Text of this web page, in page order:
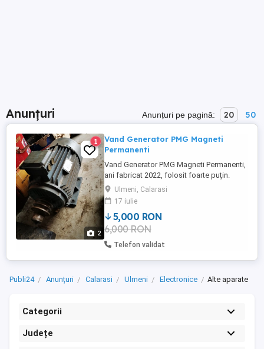
Anunțuri Anunțuri pe pagină: 20 50
2
1
Vand Generator PMG Magneti
Permanenti
Vand Generator PMG Magneti Permanenti,
ani fabricat 2022, folosit foarte puțin.
Neodim 15Kw la 230v 400v, 1500 rpm. Se
poate folosi la o moara de apa Hidro sau
alte proiecte free energy. Accept orice
test. Preț 6000 lei
Ulmeni, Calarasi
17 iulie
5,000 RON
6,000 RON
Telefon validat
Publi24 Anunțuri Calarasi Ulmeni Electronice Alte aparate
Categorii
Județe